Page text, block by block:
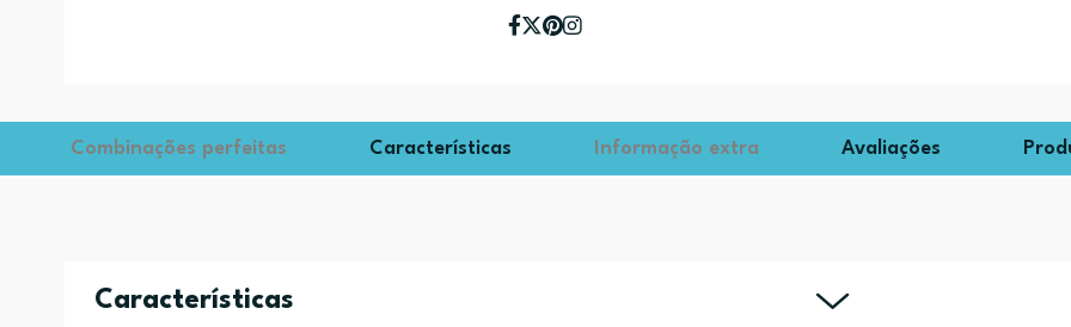
Combinações perfeitas Características Informação extra Avaliações
Características